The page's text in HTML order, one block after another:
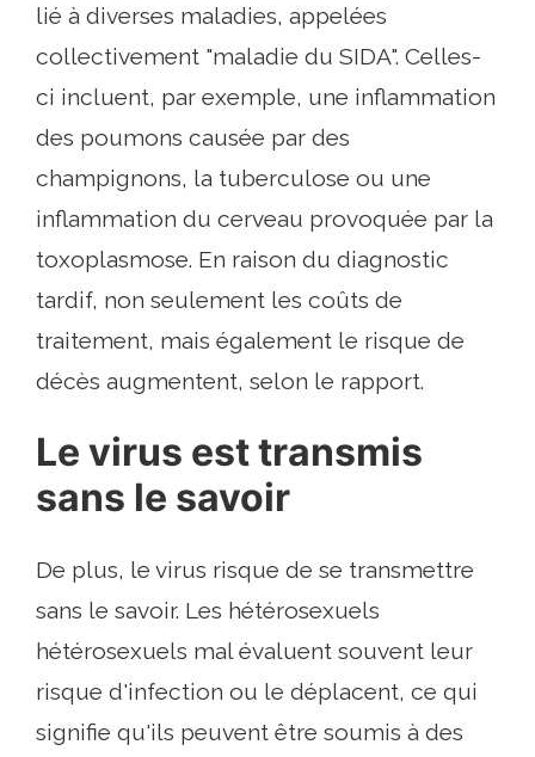
lié à diverses maladies, appelées
collectivement "maladie du SIDA". Celles-
ci incluent, par exemple, une inflammation
des poumons causée par des
champignons, la tuberculose ou une
inflammation du cerveau provoquée par la
toxoplasmose. En raison du diagnostic
tardif, non seulement les coûts de
traitement, mais également le risque de
décès augmentent, selon le rapport.
Le virus est transmis
sans le savoir
De plus, le virus risque de se transmettre
sans le savoir. Les hétérosexuels
hétérosexuels mal évaluent souvent leur
risque d'infection ou le déplacent, ce qui
signifie qu'ils peuvent être soumis à des